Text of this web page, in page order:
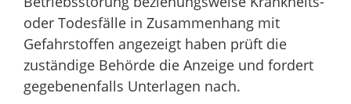
oder Todesfälle in Zusammenhang mit
Gefahrstoffen angezeigt haben prüft die
zuständige Behörde die Anzeige und fordert
gegebenenfalls Unterlagen nach.